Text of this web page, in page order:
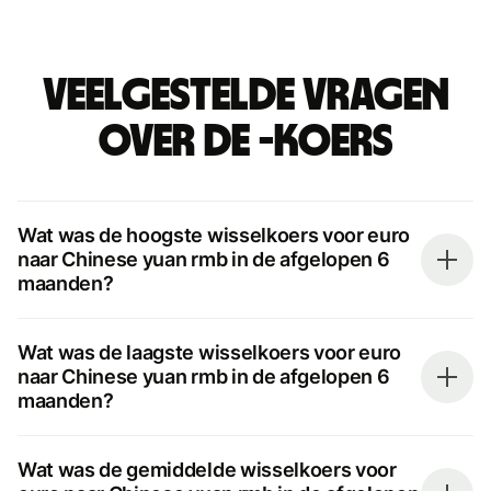
Veelgestelde vragen
over de -koers
Wat was de hoogste wisselkoers voor euro
naar Chinese yuan rmb in de afgelopen 6
maanden?
Wat was de laagste wisselkoers voor euro
naar Chinese yuan rmb in de afgelopen 6
maanden?
Wat was de gemiddelde wisselkoers voor